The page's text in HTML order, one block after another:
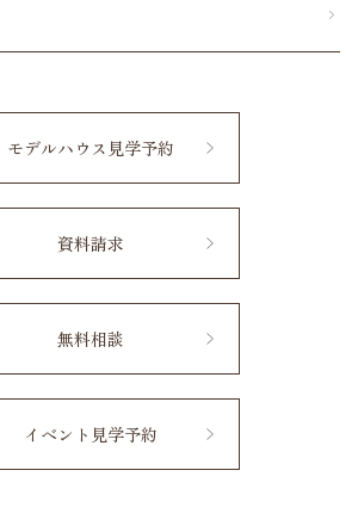
モデルハウス見学予約
資料請求
無料相談
イベント見学予約